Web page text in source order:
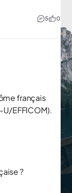
5 0
français
EFFICOM).
?